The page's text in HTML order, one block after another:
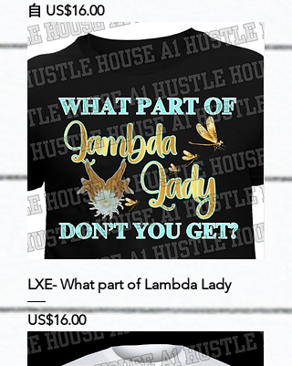
自 US$16.00
促銷價格
LXE- What part of Lambda Lady
價格
US$16.00